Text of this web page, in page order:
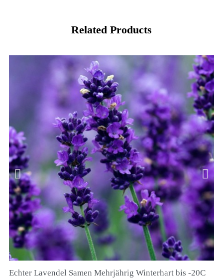
Related Products
QUICK VIEW
Echter Lavendel Samen Mehrjährig Winterhart bis -20C